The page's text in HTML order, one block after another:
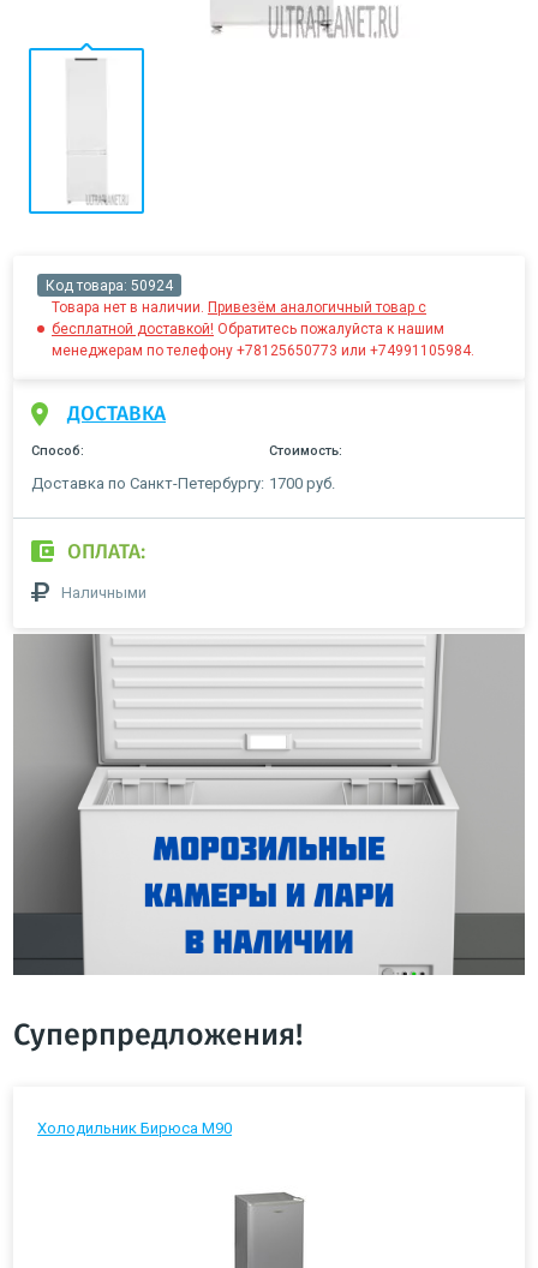
Код товара: 50924
Товара нет в наличии. Привезём аналогичный товар с
бесплатной доставкой! Обратитесь пожалуйста к нашим
менеджерам по телефону +78125650773 или +74991105984.
ДОСТАВКА
Способ: Стоимость:
Доставка по Санкт-Петербургу: 1700 руб.
ОПЛАТА:
Наличными
Суперпредложения!
Холодильник Бирюса М90